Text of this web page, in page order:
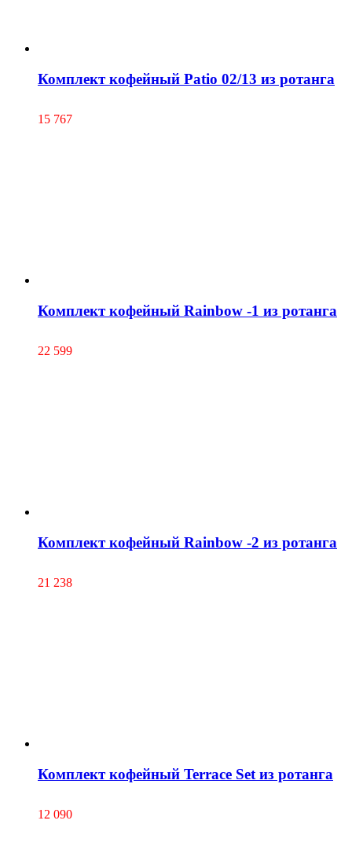
Комплект кофейный Patio 02/13 из ротанга
15 767
Комплект кофейный Rainbow -1 из ротанга
22 599
Комплект кофейный Rainbow -2 из ротанга
21 238
Комплект кофейный Terrace Set из ротанга
12 090